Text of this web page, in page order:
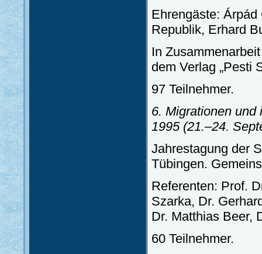
Ehrengäste:
Republik, Erhard
In
dem Verlag „Pesti
97 Teilnehmer.
6. Migrationen und
1995 (21.–24.
Jahrestagung der
Tübingen.
Referenten: Prof.
Szarka, Dr.
Dr. Matthias Beer,
60 Teilnehmer.